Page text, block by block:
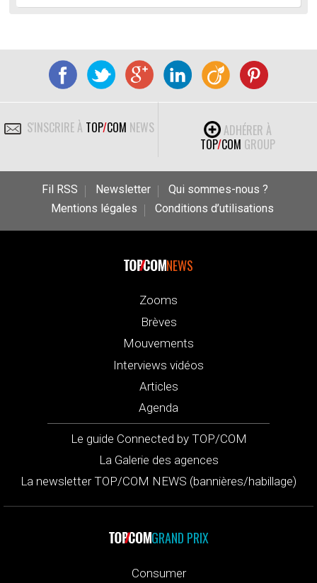
S'INSCRIRE À TOP/COM NEWS
ADHÉRER À
TOP/COM GROUP
Fil RSS Newsletter
Qui sommes-nous ?
Mentions légales
Conditions d’utilisations
NEWS
Zooms
Brèves
Mouvements
Interviews vidéos
Articles
Agenda
Le guide Connected by TOP/COM
La Galerie des agences
La newsletter TOP/COM NEWS (bannières/habillage)
GRAND PRIX
Consumer